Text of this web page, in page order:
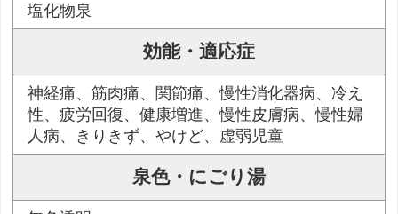
塩化物泉
効能・適応症
神経痛、筋肉痛、関節痛、慢性消化器病、冷え
性、疲労回復、健康増進、慢性皮膚病、慢性婦
人病、きりきず、やけど、虚弱児童
泉色・にごり湯